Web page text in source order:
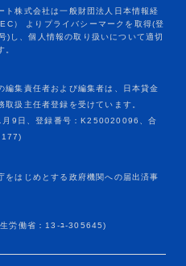
編集責任者および編集者は、日本貸金
取扱主任者登録を受けています。
月9日、登録番号：K250020096、合
をはじめとする政府機関への届出済事
労働省：13-ﾕ-305645)